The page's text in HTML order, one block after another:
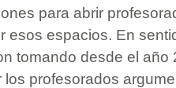
para abrir
esos espacios. En
tomando desde el año
los profesorados